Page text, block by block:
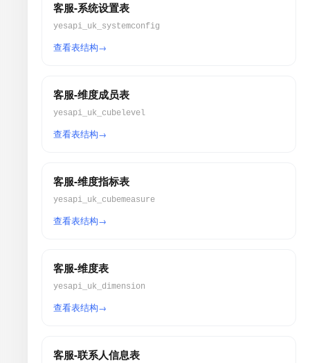
客服-系统设置表
yesapi_uk_systemconfig
查看表结构
客服-维度成员表
yesapi_uk_cubelevel
查看表结构
客服-维度指标表
yesapi_uk_cubemeasure
查看表结构
客服-维度表
yesapi_uk_dimension
查看表结构
客服-联系人信息表